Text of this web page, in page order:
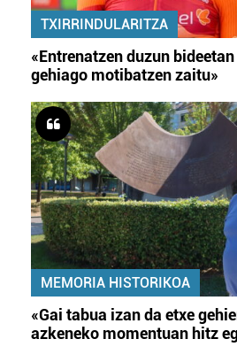
TXIRRINDULARITZA
«Entrenatzen duzun
gehiago motibatzen zaitu»
MEMORIA HISTORIKOA
«Gai tabua izan da etxe
azkeneko momentuan hitz